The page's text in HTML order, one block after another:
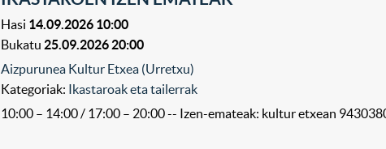
Hasi 14.09.2026 10:00
Bukatu 25.09.2026 20:00
Aizpurunea Kultur Etxea (Urretxu)
Kategoriak: Ikastaroak eta tailerrak
10:00 – 14:00 / 17:00 – 20:00 -- Izen-emateak: kultur etxean